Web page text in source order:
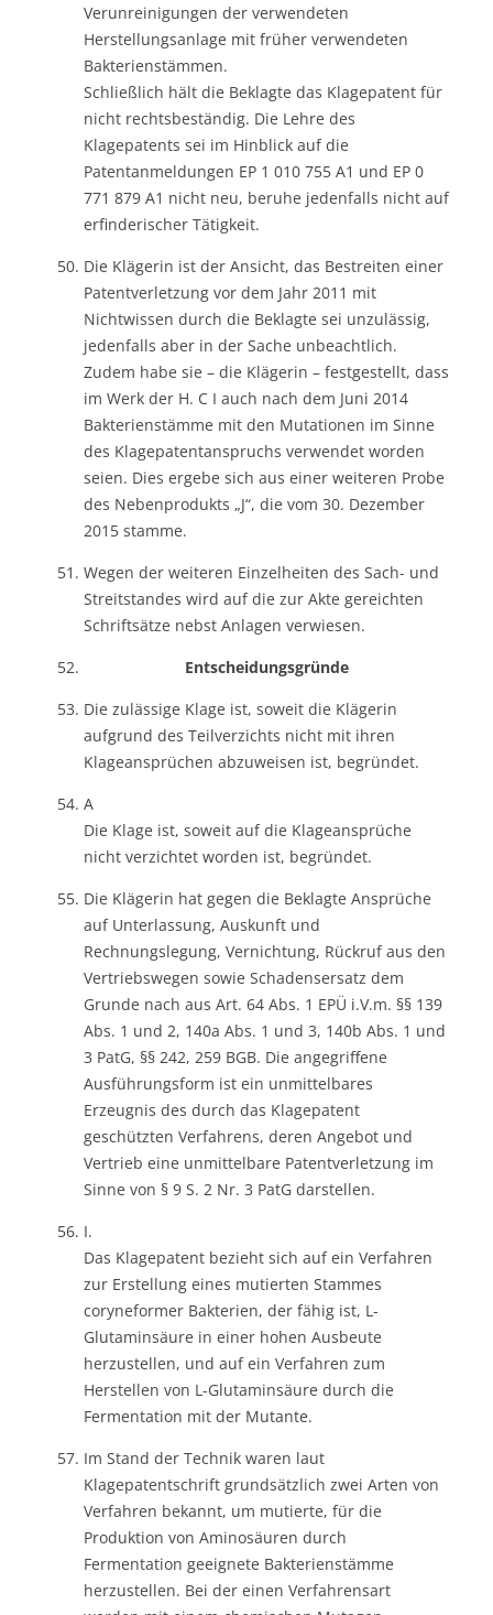
Verunreinigungen der verwendeten
Herstellungsanlage mit früher verwendeten
Bakterienstämmen.
Schließlich hält die Beklagte das Klagepatent für
nicht rechtsbeständig. Die Lehre des
Klagepatents sei im Hinblick auf die
Patentanmeldungen EP 1 010 755 A1 und EP 0
771 879 A1 nicht neu, beruhe jedenfalls nicht auf
erfinderischer Tätigkeit.
Die Klägerin ist der Ansicht, das Bestreiten einer
Patentverletzung vor dem Jahr 2011 mit
Nichtwissen durch die Beklagte sei unzulässig,
jedenfalls aber in der Sache unbeachtlich.
Zudem habe sie – die Klägerin – festgestellt, dass
im Werk der H. C I auch nach dem Juni 2014
Bakterienstämme mit den Mutationen im Sinne
des Klagepatentanspruchs verwendet worden
seien. Dies ergebe sich aus einer weiteren Probe
des Nebenprodukts „J“, die vom 30. Dezember
2015 stamme.
Wegen der weiteren Einzelheiten des Sach- und
Streitstandes wird auf die zur Akte gereichten
Schriftsätze nebst Anlagen verwiesen.
Entscheidungsgründe
Die zulässige Klage ist, soweit die Klägerin
aufgrund des Teilverzichts nicht mit ihren
Klageansprüchen abzuweisen ist, begründet.
A
Die Klage ist, soweit auf die Klageansprüche
nicht verzichtet worden ist, begründet.
Die Klägerin hat gegen die Beklagte Ansprüche
auf Unterlassung, Auskunft und
Rechnungslegung, Vernichtung, Rückruf aus den
Vertriebswegen sowie Schadensersatz dem
Grunde nach aus Art. 64 Abs. 1 EPÜ i.V.m. §§ 139
Abs. 1 und 2, 140a Abs. 1 und 3, 140b Abs. 1 und
3 PatG, §§ 242, 259 BGB. Die angegriffene
Ausführungsform ist ein unmittelbares
Erzeugnis des durch das Klagepatent
geschützten Verfahrens, deren Angebot und
Vertrieb eine unmittelbare Patentverletzung im
Sinne von § 9 S. 2 Nr. 3 PatG darstellen.
I.
Das Klagepatent bezieht sich auf ein Verfahren
zur Erstellung eines mutierten Stammes
coryneformer Bakterien, der fähig ist, L-
Glutaminsäure in einer hohen Ausbeute
herzustellen, und auf ein Verfahren zum
Herstellen von L-Glutaminsäure durch die
Fermentation mit der Mutante.
Im Stand der Technik waren laut
Klagepatentschrift grundsätzlich zwei Arten von
Verfahren bekannt, um mutierte, für die
Produktion von Aminosäuren durch
Fermentation geeignete Bakterienstämme
herzustellen. Bei der einen Verfahrensart